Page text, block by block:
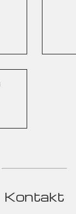
Kontakt